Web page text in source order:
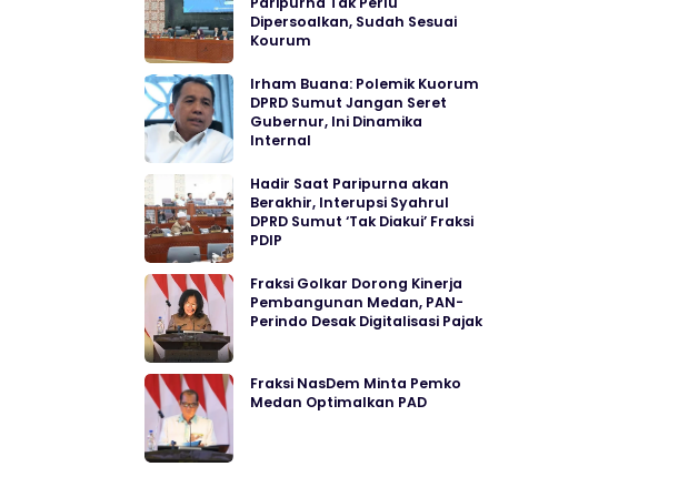
Dipersoalkan, Sudah Sesuai
Kourum
Irham Buana: Polemik Kuorum
DPRD Sumut Jangan Seret
Gubernur, Ini Dinamika
Internal
Hadir Saat Paripurna akan
Berakhir, Interupsi Syahrul
DPRD Sumut ‘Tak Diakui’ Fraksi
PDIP
Fraksi Golkar Dorong Kinerja
Pembangunan Medan, PAN-
Perindo Desak Digitalisasi Pajak
Fraksi NasDem Minta Pemko
Medan Optimalkan PAD